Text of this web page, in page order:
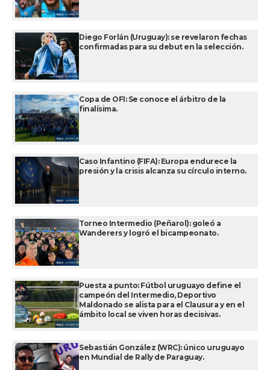
Diego Forlán (Uruguay): se revelaron fechas
confirmadas para su debut en la selección.
Copa de OFI: Se conoce el árbitro de la
finalísima.
Caso Infantino (FIFA): Europa endurece la
presión y la crisis alcanza su círculo interno.
Torneo Intermedio (Peñarol): goleó a
Wanderers y logró el bicampeonato.
Puesta a punto: Fútbol uruguayo define el
campeón del Intermedio, Deportivo
Maldonado se alista para el Clausura y en el
ámbito local se viven horas decisivas.
Sebastián González (WRC): único uruguayo
en Mundial de Rally de Paraguay.